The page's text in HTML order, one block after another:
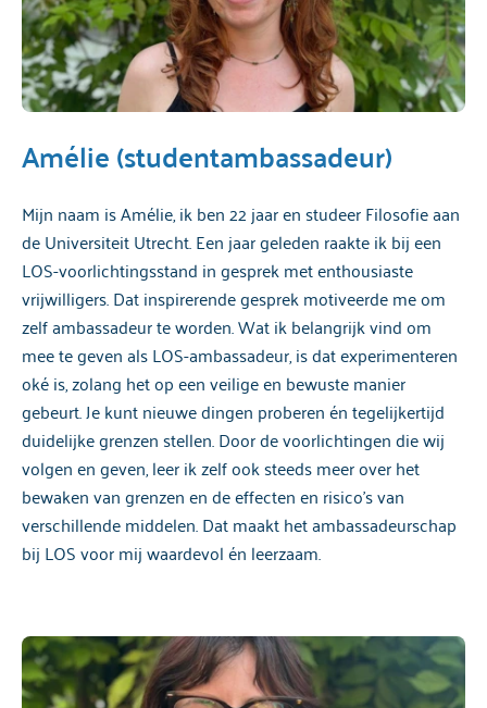
Amélie (studentambassadeur)
Mijn naam is Amélie, ik ben 22 jaar en studeer Filosofie aan
de Universiteit Utrecht. Een jaar geleden raakte ik bij een
LOS-voorlichtingsstand in gesprek met enthousiaste
vrijwilligers. Dat inspirerende gesprek motiveerde me om
zelf ambassadeur te worden. Wat ik belangrijk vind om
mee te geven als LOS-ambassadeur, is dat experimenteren
oké is, zolang het op een veilige en bewuste manier
gebeurt. Je kunt nieuwe dingen proberen én tegelijkertijd
duidelijke grenzen stellen. Door de voorlichtingen die wij
volgen en geven, leer ik zelf ook steeds meer over het
bewaken van grenzen en de effecten en risico’s van
verschillende middelen. Dat maakt het ambassadeurschap
bij LOS voor mij waardevol én leerzaam.